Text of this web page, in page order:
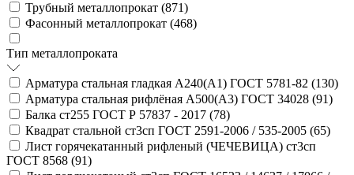
Трубный металлопрокат (871)
Фасонный металлопрокат (468)
Тип металлопроката
Арматура стальная гладкая А240(А1) ГОСТ 5781-82 (130)
Арматура стальная рифлёная А500(А3) ГОСТ 34028 (91)
Балка ст255 ГОСТ Р 57837 - 2017 (78)
Квадрат стальной ст3сп ГОСТ 2591-2006 / 535-2005 (65)
Лист горячекатанный рифленый (ЧЕЧЕВИЦА) ст3сп
ГОСТ 8568 (91)